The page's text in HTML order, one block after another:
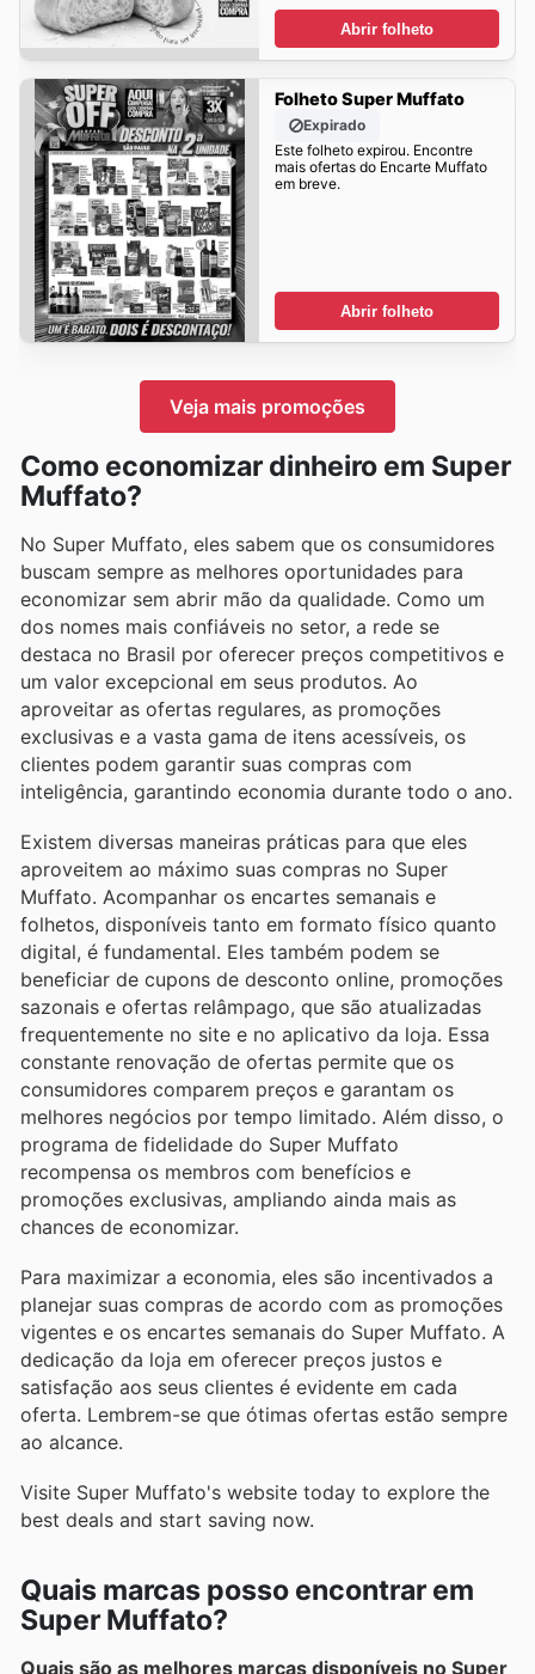
Abrir folheto
Folheto Super Muffato
Expirado
Este folheto expirou. Encontre
mais ofertas do Encarte Muffato
em breve.
Abrir folheto
Veja mais promoções
Como economizar dinheiro em Super
Muffato?
No Super Muffato, eles sabem que os consumidores
buscam sempre as melhores oportunidades para
economizar sem abrir mão da qualidade. Como um
dos nomes mais confiáveis no setor, a rede se
destaca no Brasil por oferecer preços competitivos e
um valor excepcional em seus produtos. Ao
aproveitar as ofertas regulares, as promoções
exclusivas e a vasta gama de itens acessíveis, os
clientes podem garantir suas compras com
inteligência, garantindo economia durante todo o ano.
Existem diversas maneiras práticas para que eles
aproveitem ao máximo suas compras no Super
Muffato. Acompanhar os encartes semanais e
folhetos, disponíveis tanto em formato físico quanto
digital, é fundamental. Eles também podem se
beneficiar de cupons de desconto online, promoções
sazonais e ofertas relâmpago, que são atualizadas
frequentemente no site e no aplicativo da loja. Essa
constante renovação de ofertas permite que os
consumidores comparem preços e garantam os
melhores negócios por tempo limitado. Além disso, o
programa de fidelidade do Super Muffato
recompensa os membros com benefícios e
promoções exclusivas, ampliando ainda mais as
chances de economizar.
Para maximizar a economia, eles são incentivados a
planejar suas compras de acordo com as promoções
vigentes e os encartes semanais do Super Muffato. A
dedicação da loja em oferecer preços justos e
satisfação aos seus clientes é evidente em cada
oferta. Lembrem-se que ótimas ofertas estão sempre
ao alcance.
Visite Super Muffato's website today to explore the
best deals and start saving now.
Quais marcas posso encontrar em
Super Muffato?
Quais são as melhores marcas disponíveis no Super